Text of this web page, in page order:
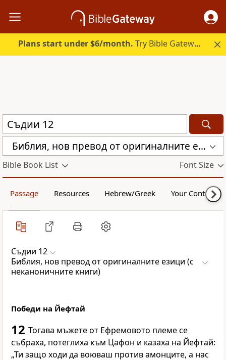
Plans start under $6/month. Try Bible Gateway Plus.
Библия, нов превод от оригиналните езици (с неканоничните книги) (CBT)
Bible Book List Font Size
Passage Resources Hebrew/Greek Your Content
Съдии 12
Библия, нов превод от оригиналните езици (с
неканоничните книги)
Победи на Йефтай
12 Тогава мъжете от Ефремовото племе се
събраха, потеглиха към Цафон и казаха на Йефтай:
„Ти защо ходи да воюваш против амонците, а нас